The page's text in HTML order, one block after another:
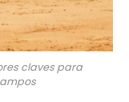
claves para